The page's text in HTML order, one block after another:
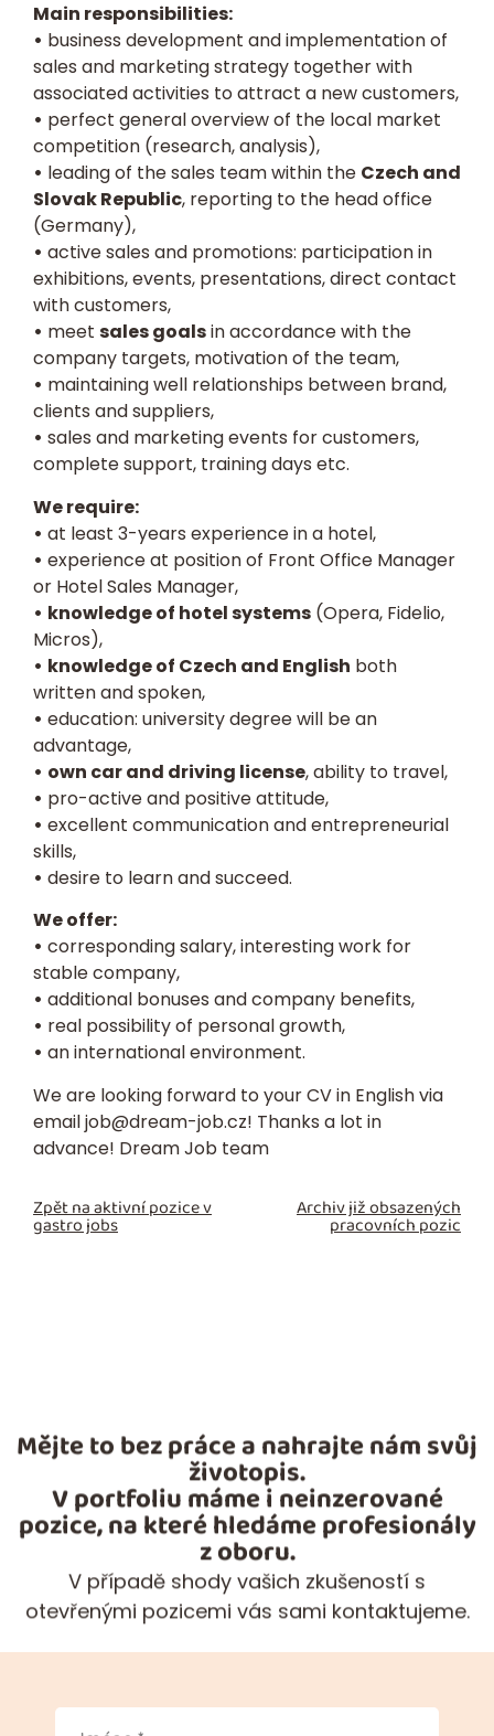
Main responsibilities:
• business development and implementation of
sales and marketing strategy together with
associated activities to attract a new customers,
• perfect general overview of the local market
competition (research, analysis),
• leading of the sales team within the Czech and
Slovak Republic, reporting to the head office
(Germany),
• active sales and promotions: participation in
exhibitions, events, presentations, direct contact
with customers,
• meet sales goalsin accordance with the
company targets, motivation of the team,
• maintaining well relationships between brand,
clients and suppliers,
• sales and marketing events for customers,
complete support, training days etc.
We require:
• at least 3-years experience in a hotel,
• experience at position of Front Office Manager
or Hotel Sales Manager,
• knowledge of hotel systems (Opera, Fidelio,
Micros),
• knowledge of Czech and English both
written and spoken,
• education: university degree will be an
advantage,
• own car and driving license, ability to travel,
• pro-active and positive attitude,
• excellent communication and entrepreneurial
skills,
• desire to learn and succeed.
We offer:
• corresponding salary, interesting work for
stable company,
• additional bonuses and company benefits,
• real possibility of personal growth,
• an international environment.
We are looking forward to yourCVin English via
emailjob@dream-job.cz! Thanks a lot in
advance! Dream Job team
Zpět na aktivní pozice v
gastro jobs
Archiv již obsazených
pracovních pozic
Mějte to bez práce a nahrajte nám svůj
životopis.
V portfoliu máme i neinzerované
pozice, na které hledáme profesionály
z oboru.
V případě shody vašich zkušeností s
otevřenými pozicemi vás sami kontaktujeme.